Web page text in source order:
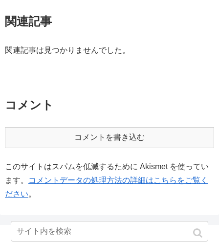
関連記事
関連記事は見つかりませんでした。
コメント
コメントを書き込む
このサイトはスパムを低減するために Akismet を使ってい
ます。
コメントデータの処理方法の詳細はこちらをご覧く
ださい。